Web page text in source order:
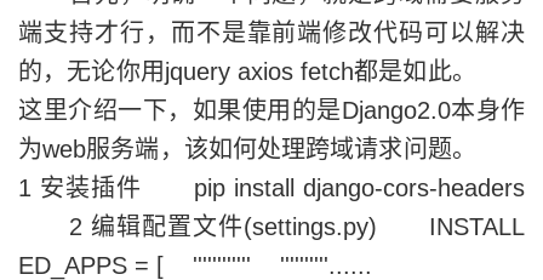
端支持才行，而不是靠前端修改代码可以解决
的，无论你用jquery axios fetch都是如此。
这里介绍一下，如果使用的是Django2.0本身作
为web服务端，该如何处理跨域请求问题。
1 安装插件 pip install django-cors-headers
2 编辑配置文件(settings.py) INSTALL
ED_APPS = [ '''''''''''' ''''''''''......